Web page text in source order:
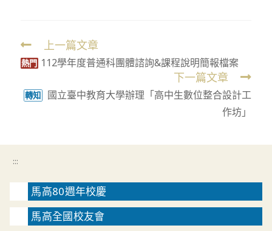
Read
more
上一篇文章
熱門 112學年度普通科團體諮詢&課程說明簡報檔案
下一篇文章
轉知
國立臺中教育大學辦理「高中生數位整合設計工
作坊」
:::
馬高80週年校慶
馬高全國校友會